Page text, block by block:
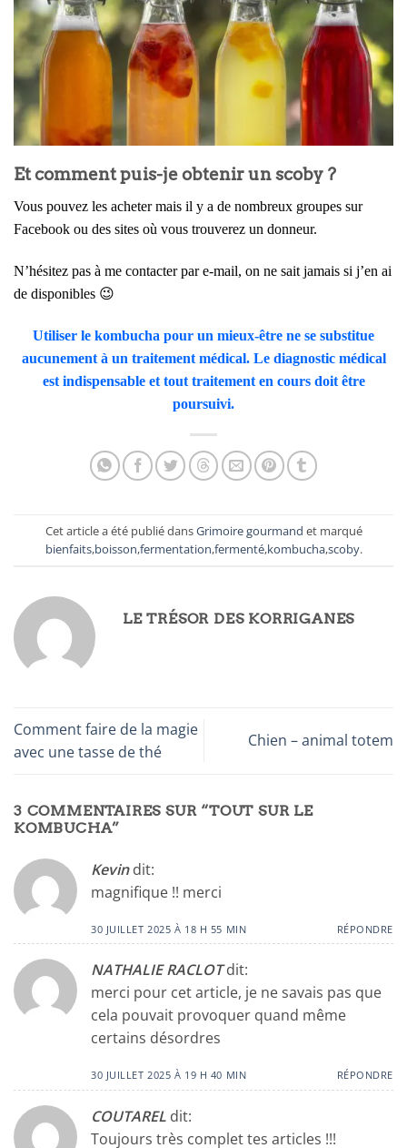
Et comment puis-je obtenir un scoby ?
Vous pouvez les acheter mais il y a de nombreux groupes sur
Facebook ou des sites où vous trouverez un donneur.
N’hésitez pas à me contacter par e-mail, on ne sait jamais si j’en ai
de disponibles 😉
Utiliser le kombucha pour un mieux-être ne se substitue
aucunement à un traitement médical. Le diagnostic médical
est indispensable et tout traitement en cours doit être
poursuivi.
Cet article a été publié dansGrimoire gourmand et marqué
bienfaits,boisson,fermentation,fermenté,kombucha,scoby.
LE TRÉSOR DES KORRIGANES
Comment faire de la magie
avec une tasse de thé
Chien – animal totem
3 COMMENTAIRES SUR “TOUT SUR LE
KOMBUCHA”
Kevin dit:
magnifique !! merci
30 JUILLET 2025 À 18 H 55 MIN RÉPONDRE
NATHALIE RACLOT dit:
merci pour cet article, je ne savais pas que
cela pouvait provoquer quand même
certains désordres
30 JUILLET 2025 À 19 H 40 MIN RÉPONDRE
COUTAREL dit:
Toujours très complet tes articles !!!